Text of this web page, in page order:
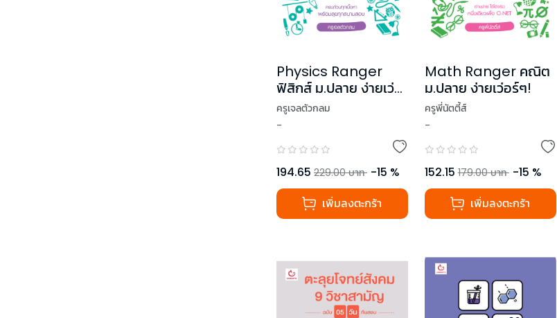
Physics Ranger
ฟิสิกส์ ม.ปลาย ง่ายเว่อ
ร์ๆ! เล่ม 1
ครูเจลตัวกลม
-
194.65 229.00 บาท -15 %
เพิ่มลงตะกร้า
Math Ranger คณิต
ม.ปลาย ง่ายเว่อร์ๆ!
ครูพี่นัตตี้ส์
-
152.15 179.00 บาท -15 %
เพิ่มลงตะกร้า